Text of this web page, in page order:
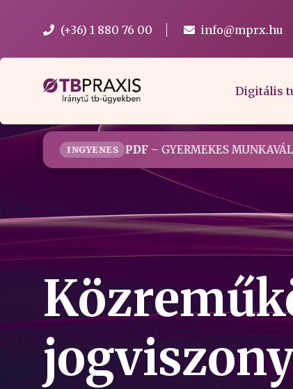
(+36) 1 880 76 00 info@mprx.hu
Digitális
INGYENES PDF– GYERMEKES